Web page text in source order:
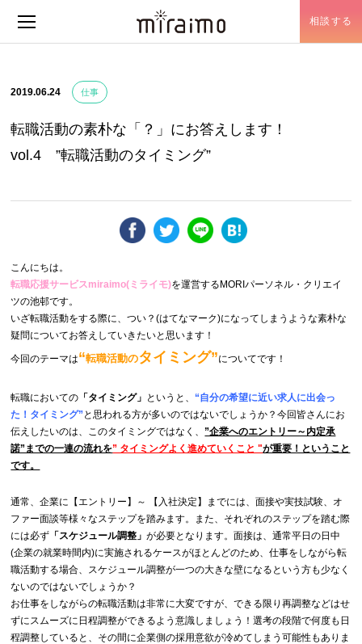
相談する
2019.06.24 仕事
転職活動の素朴な「？」にお答えします！
vol.4 ”転職活動のタイミング”
こんにちは。
転職応援サービスmiraimo(ミライモ)を運営するMORIパーソネル・クリエイ
ツの池邨です。
いざ転職活動をする際に、つい？(はてなマーク)になってしまうような素朴な
疑問についてお答えしていきたいと思います！
今回のテーマは“転職活動のタイミング”についてです！
転職においての 「タイミング」 というと、 “自分の希望に近い求人に出会っ
た！タイミング” と思われる方が多いのではないでしょうか？今回皆さんにお
伝えしたいのは、このタイミングではなく、”企業へのエントリー～内定承
諾”までの一連の流れを” タイミングよく進めていくこと "が重要！ということ
です。
通常、企業に【エントリー】～ 【入社決定】までには、面接や実技試験、オ
ファー面談等様々なステップを踏みます。また、それぞれのステップを踏む際
には必ず 「スケジュール調整」が必要となります。面接は、通常平日の日中
(企業の就業時間内)に実施されるケースがほとんどのため、仕事をしながら転
職活動する場合、スケジュール調整が一つの大きな壁になるという方も少なく
ないのではないでしょうか？
お仕事をしながらの転職活動は非常に大変ですが、できる限り再調整などはせ
ずにスムーズに日程調整ができるよう意識しましょう！選考の段階で何度も日
程調整していると、その間に企業側の採用意欲が冷めてしまう可能性もありま